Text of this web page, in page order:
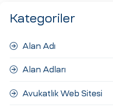
Kategoriler
Alan Adı
Alan Adları
Avukatlık Web Sitesi